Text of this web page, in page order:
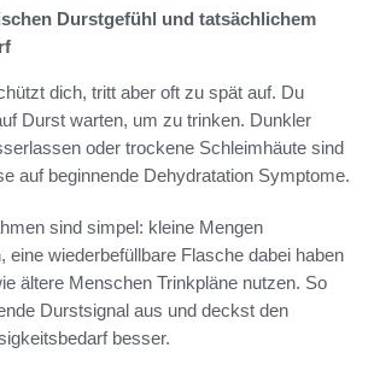
Durstgefühl und tatsächlichem
dich, tritt aber oft zu spät auf. Du
Durst warten, um zu trinken. Dunkler
oder trockene Schleimhäute sind
auf beginnende Dehydratation Symptome.
sind simpel: kleine Mengen
eine wiederbefüllbare Flasche dabei haben
ältere Menschen Trinkpläne nutzen. So
Durstsignal aus und deckst den
besser.